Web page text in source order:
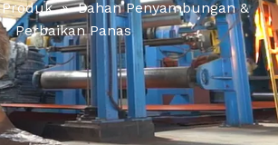
Produk » Bahan Penyambungan &
Perbaikan Panas